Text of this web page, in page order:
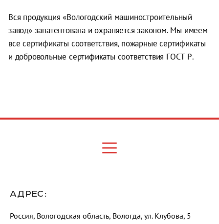
Вся продукция «Вологодский машиностроительный
завод» запатентована и охраняется законом. Мы имеем
все сертификаты соответствия, пожарные сертификаты
и добровольные сертификаты соответствия ГОСТ Р.
АДРЕС:
Россия, Вологодская область, Вологда, ул. Клубова, 5